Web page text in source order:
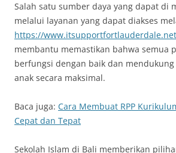
Salah satu sumber daya yang dapat di
melalui layanan yang dapat diakses
https://
membantu memastikan bahwa semua
berfungsi dengan baik dan
anak secara maksimal.
Baca juga: Cara Membuat RPP
Cepat dan Tepat
Sekolah Islam di Bali memberikan